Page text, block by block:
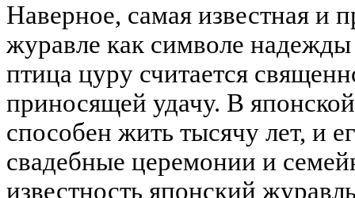
Наверное, самая известная и
журавле как символе
птица цуру считается
приносящей удачу. В
способен жить тысячу лет, и
свадебные церемонии и
известность японский